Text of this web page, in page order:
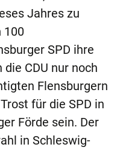
Jahres zu
100
SPD ihre
CDU nur noch
Flensburgern
für die SPD in
Förde sein. Der
in Schleswig-